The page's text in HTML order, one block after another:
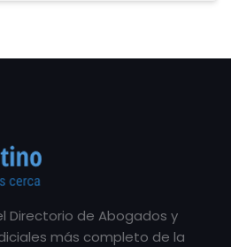
Directorio de Abogados y
más completo de la